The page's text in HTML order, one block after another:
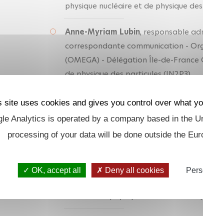
physique nucléaire et de physique
Anne-Myriam Lubin, responsable
correspondante communication -
(OMEGA) - Délégation Île-de-
de physique des particules (IN2P3)
Gisèle Martin-Chassard,
microélectronicienne - Organisation
Délégation Île-de-France Gif-sur-
Ludovic Raux, responsable
électronique générale avancée
site uses cookies and gives you control over what
Analytics is operated by a company based in the
processing of your data will be done outside the
OK, accept all Deny all cookies